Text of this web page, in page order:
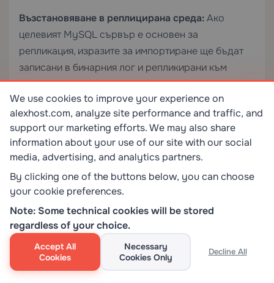
Възстановяване в реплицирана среда:Ако
целевият MySQL сървър е основен за
репликация, изразите за импортиране ще бъдат
записани в бинарния лог и репликирани към
всички реплики. Това обикновено е желано при
пълно възстановяване, но може да причини
проблеми, ако репликите вече са напред или
назад. Спрете репликацията на репликите преди
голяма операция по възстановяване.
Раздуване на бинарния лог:Големите
импортирания генерират огромни файлове на
бинарния лог. Ако дисковото пространство е
ограничено, временно деактивирайте бинарното
логване за сесията:
We use cookies to improve your experience on
alexhost.com, analyze site performance and traffic, and
support our marketing efforts. We may also share
information about your use of our site with our social
media, advertising, and analytics partners.
By clicking one of the buttons below, you can choose
your cookie preferences.
Note: Some technical cookies will be stored
regardless of your choice.
Accept All
Cookies
Necessary
Cookies Only
Decline All